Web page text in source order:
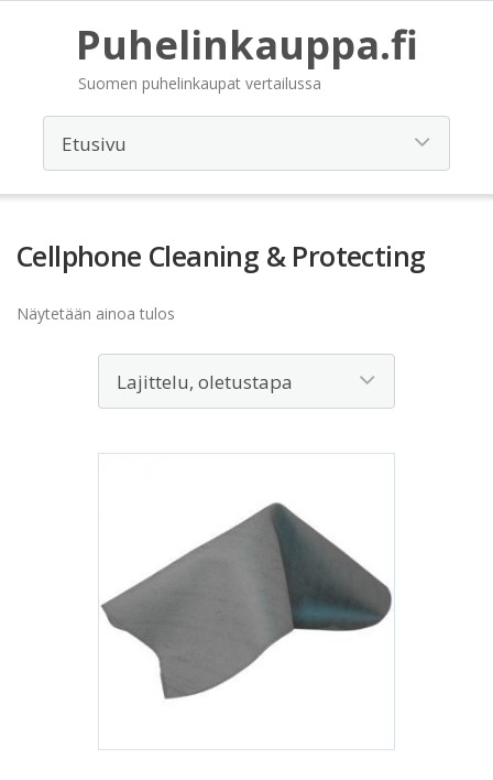
Puhelinkauppa.fi
Suomen puhelinkaupat vertailussa
Cellphone Cleaning & Protecting
Näytetään ainoa tulos